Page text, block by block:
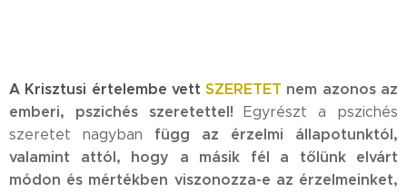
A Krisztusi értelembe vettSZERETET nem azonos az
emberi, pszichés szeretettel!Egyrészt a pszichés
szeretet nagyban függ az érzelmi állapotunktól,
valamint attól, hogy a másik fél a tőlünk elvárt
módon és mértékben viszonozza-e az érzelmeinket,